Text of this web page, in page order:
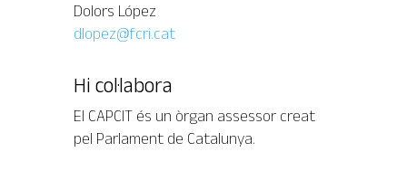
Dolors López
dlopez@fcri.cat
Hi col·labora
El CAPCIT és un òrgan assessor creat
pel Parlament de Catalunya.